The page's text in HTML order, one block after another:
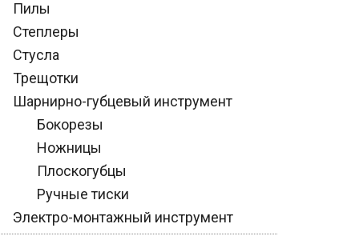
Пилы
Степлеры
Стусла
Трещотки
Шарнирно-губцевый инструмент
Бокорезы
Ножницы
Плоскогубцы
Ручные тиски
Электро-монтажный инструмент